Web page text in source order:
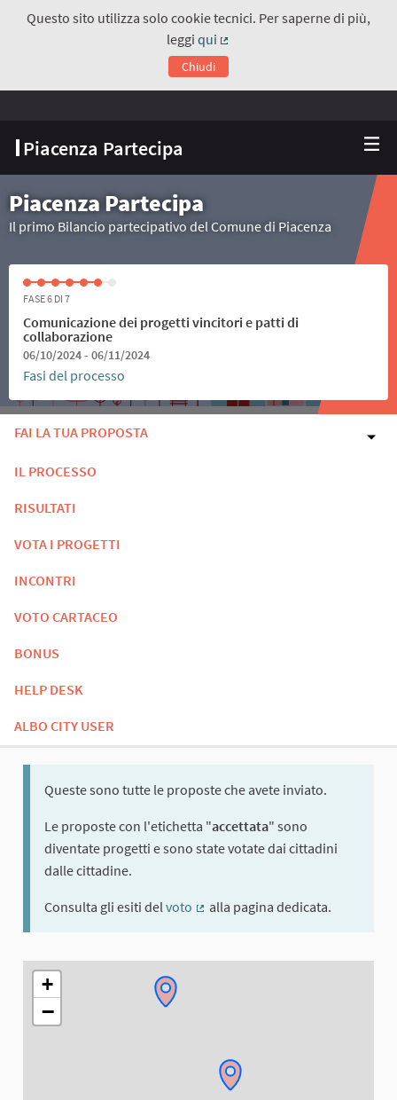
Questo sito utilizza solo cookie tecnici. Per saperne di più,
leggi qui
(Collegamento esterno)
Chiudi
Piacenza Partecipa
Piacenza Partecipa
Il primo Bilancio partecipativo del Comune di Piacenza
FASE 6 DI 7
Comunicazione dei progetti vincitori e patti di
collaborazione
06/10/2024 - 06/11/2024
Fasi del processo
FAI LA TUA PROPOSTA
IL PROCESSO
RISULTATI
VOTA I PROGETTI
INCONTRI
VOTO CARTACEO
BONUS
HELP DESK
ALBO CITY USER
Queste sono tutte le proposte che avete inviato.
Le proposte con l'etichetta "accettata" sono
diventate progetti e sono state votate dai cittadini
dalle cittadine.
Consulta gli esiti delvoto
alla pagina dedicata.
L'elemento seguente è una mappa che presenta gli
+
−